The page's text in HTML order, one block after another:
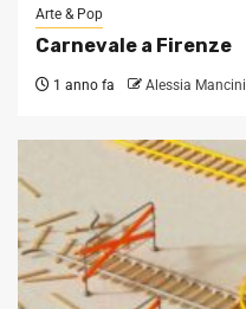
Arte & Pop
Carnevale a Firenze
1 anno fa Alessia Mancini